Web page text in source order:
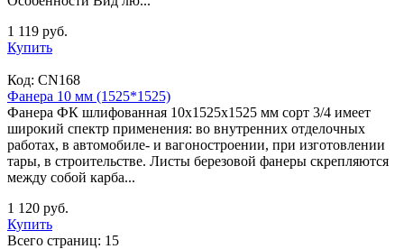
1 119 руб.
Купить
Код: CN168
Фанера 10 мм (1525*1525)
Фанера ФК шлифованная 10x1525х1525 мм сорт 3/4 имеет
широкий спектр применения: во внутренних отделочных
работах, в автомобиле- и вагоностроении, при изготовлении
тары, в строительстве. Листы березовой фанеры скрепляются
между собой карба...
1 120 руб.
Купить
Всего страниц: 15